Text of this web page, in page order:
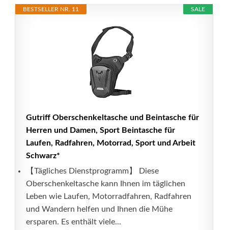
SALE
BESTSELLER NR. 11
Gutriff Oberschenkeltasche und Beintasche für
Herren und Damen, Sport Beintasche für
Laufen, Radfahren, Motorrad, Sport und Arbeit
Schwarz*
【Tägliches Dienstprogramm】 Diese
Oberschenkeltasche kann Ihnen im täglichen
Leben wie Laufen, Motorradfahren, Radfahren
und Wandern helfen und Ihnen die Mühe
ersparen. Es enthält viele...